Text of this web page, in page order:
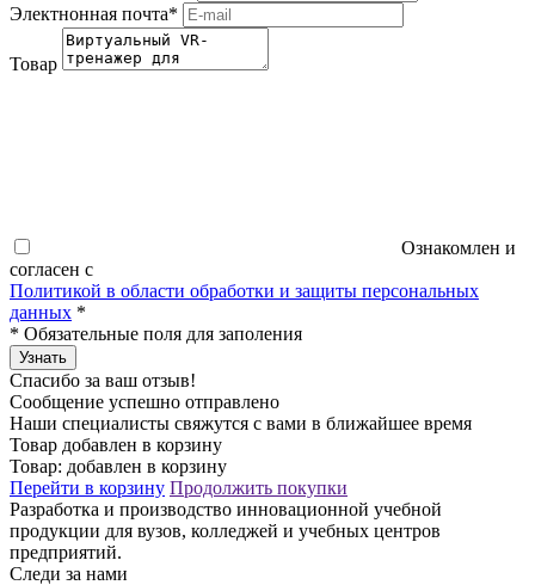
Электнонная почта*
Товар
Ознакомлен и
согласен с
Политикой в области обработки и защиты персональных
данных *
* Обязательные поля для заполения
Узнать
Спасибо за ваш отзыв!
Сообщение успешно отправлено
Наши специалисты свяжутся с вами в ближайшее время
Товар добавлен в корзину
Товар: добавлен в корзину
Перейти в корзину Продолжить покупки
Разработка и производство инновационной учебной
продукции для вузов, колледжей и учебных центров
предприятий.
Следи за нами